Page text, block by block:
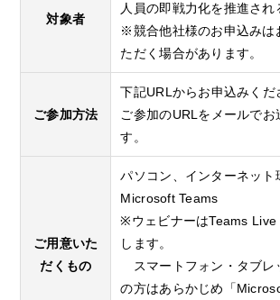
対象者
人員の即戦力化を推進され
※競合他社様のお申込みは
ただく場合があります。
ご参加方法
下記URLからお申込みくだ
ご参加のURLをメールでお
す。
ご用意いた
だくもの
パソコン、インターネット
Microsoft Teams
※ウェビナーはTeams Live
します。
スマートフォン・タブレ
の方はあらかじめ「